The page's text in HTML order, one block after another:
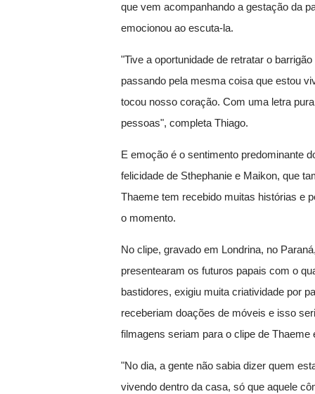
que vem acompanhando a gestação da
emocionou ao escuta-la.
"Tive a oportunidade de retratar o
passando pela mesma coisa que estou
tocou nosso coração. Com uma letra
pessoas", completa Thiago.
E emoção é o sentimento predominante
felicidade de Sthephanie e Maikon, que
Thaeme tem recebido muitas histórias e
o momento.
No clipe, gravado em Londrina, no
presentearam os futuros papais com o
bastidores, exigiu muita criatividade por
receberiam doações de móveis e isso
filmagens seriam para o clipe de Thaeme
"No dia, a gente não sabia dizer quem
vivendo dentro da casa, só que aquele